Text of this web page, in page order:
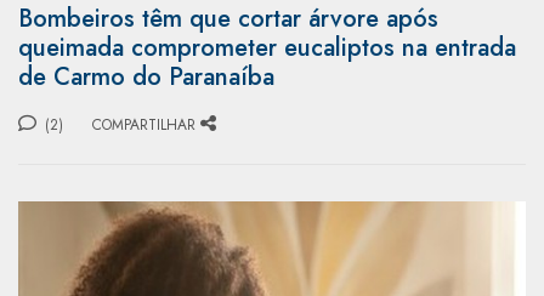
Bombeiros têm que cortar árvore após
queimada comprometer eucaliptos na entrada
de Carmo do Paranaíba
(2) COMPARTILHAR